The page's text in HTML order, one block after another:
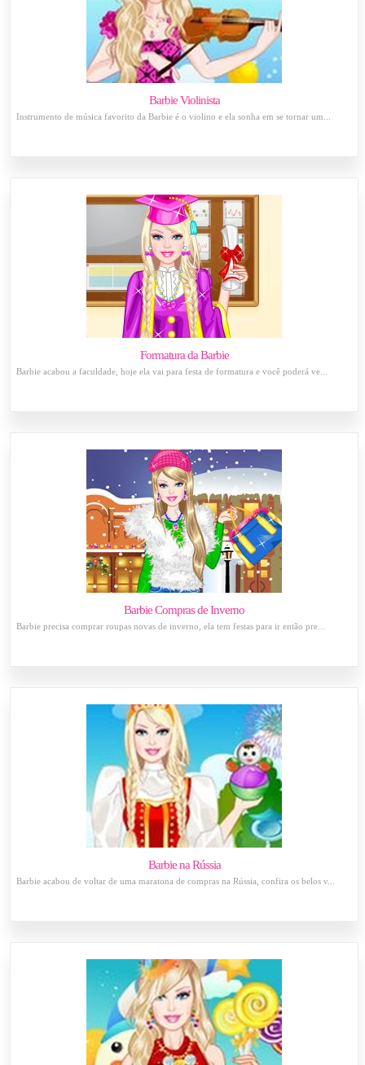
Barbie Violinista
Instrumento de música favorito da Barbie é o violino e ela sonha em se tornar um...
Formatura da Barbie
Barbie acabou a faculdade, hoje ela vai para festa de formatura e você poderá ve...
Barbie Compras de Inverno
Barbie precisa comprar roupas novas de inverno, ela tem festas para ir então pre...
Barbie na Rússia
Barbie acabou de voltar de uma maratona de compras na Rússia, confira os belos v...